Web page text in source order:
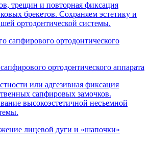
трещин и повторная фиксация
брекетов. Сохраняем эстетику и
ортодонтической системы.
ортодонтического аппарата
или адгезивная фиксация
сапфировых замочков.
высокоэстетичной несъемной